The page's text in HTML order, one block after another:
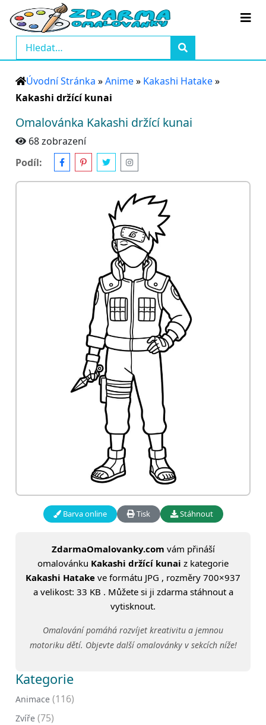
Úvodní Stránka »Anime» Kakashi Hatake»
Kakashi držící kunai
Omalovánka Kakashi držící kunai
68 zobrazení
Podíl:
Barva online Tisk Stáhnout
ZdarmaOmalovanky.com vám přináší
omalovánku Kakashi držící kunai z kategorie
Kakashi Hatake ve formátu JPG , rozměry 700×937
a velikost: 33 KB . Můžete si ji zdarma stáhnout a
vytisknout.
Omalování pomáhá rozvíjet kreativitu a jemnou
motoriku dětí. Objevte další omalovánky v sekcích níže!
Kategorie
Animace (116)
Zvíře (75)